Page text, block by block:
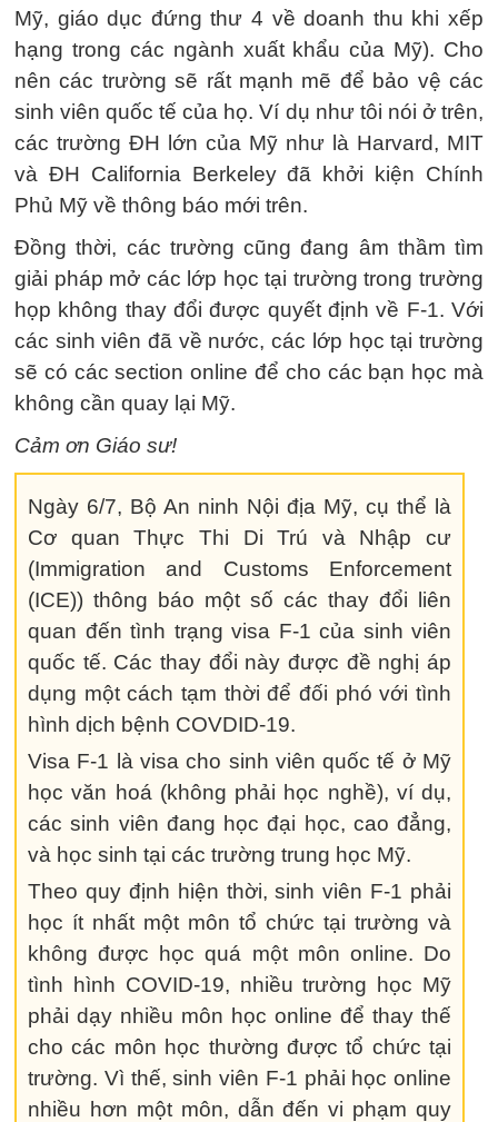
Mỹ, giáo dục đứng thư 4 về doanh thu khi xếp
hạng trong các ngành xuất khẩu của Mỹ). Cho
nên các trường sẽ rất mạnh mẽ để bảo vệ các
sinh viên quốc tế của họ. Ví dụ như tôi nói ở trên,
các trường ĐH lớn của Mỹ như là Harvard, MIT
và ĐH California Berkeley đã khởi kiện Chính
Phủ Mỹ về thông báo mới trên.
Đồng thời, các trường cũng đang âm thầm tìm
giải pháp mở các lớp học tại trường trong trường
họp không thay đổi được quyết định về F-1. Với
các sinh viên đã về nước, các lớp học tại trường
sẽ có các section online để cho các bạn học mà
không cần quay lại Mỹ.
Cảm ơn Giáo sư!
Ngày 6/7, Bộ An ninh Nội địa Mỹ, cụ thể là
Cơ quan Thực Thi Di Trú và Nhập cư
(Immigration and Customs Enforcement
(ICE)) thông báo một số các thay đổi liên
quan đến tình trạng visa F-1 của sinh viên
quốc tế. Các thay đổi này được đề nghị áp
dụng một cách tạm thời để đối phó với tình
hình dịch bệnh COVDID-19.
Visa F-1 là visa cho sinh viên quốc tế ở Mỹ
học văn hoá (không phải học nghề), ví dụ,
các sinh viên đang học đại học, cao đẳng,
và học sinh tại các trường trung học Mỹ.
Theo quy định hiện thời, sinh viên F-1 phải
học ít nhất một môn tổ chức tại trường và
không được học quá một môn online. Do
tình hình COVID-19, nhiều trường học Mỹ
phải dạy nhiều môn học online để thay thế
cho các môn học thường được tổ chức tại
trường. Vì thế, sinh viên F-1 phải học online
nhiều hơn một môn, dẫn đến vi phạm quy